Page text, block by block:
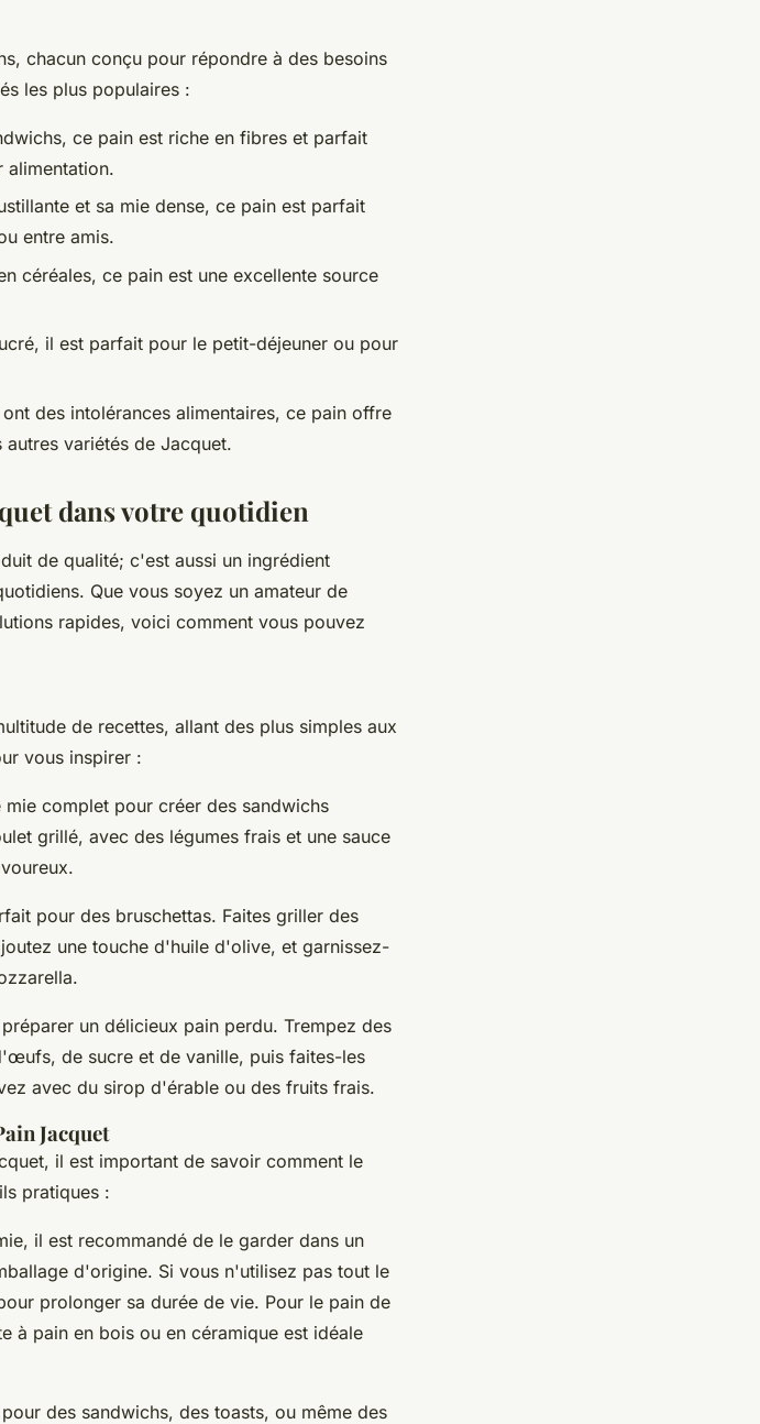
chacun conçu pour répondre à des besoins
les plus populaires :
ce pain est riche en fibres et parfait
alimentation.
et sa mie dense, ce pain est parfait
entre amis.
céréales, ce pain est une excellente source
il est parfait pour le petit-déjeuner ou pour
des intolérances alimentaires, ce pain offre
variétés de Jacquet.
dans votre quotidien
de qualité; c'est aussi un ingrédient
Que vous soyez un amateur de
rapides, voici comment vous pouvez
de recettes, allant des plus simples aux
vous inspirer :
complet pour créer des sandwichs
grillé, avec des légumes frais et une sauce
pour des bruschettas. Faites griller des
une touche d'huile d'olive, et garnissez-
un délicieux pain perdu. Trempez des
de sucre et de vanille, puis faites-les
avec du sirop d'érable ou des fruits frais.
Jacquet
il est important de savoir comment le
pratiques :
il est recommandé de le garder dans un
d'origine. Si vous n'utilisez pas tout le
prolonger sa durée de vie. Pour le pain de
à pain en bois ou en céramique est idéale
des sandwichs, des toasts, ou même des